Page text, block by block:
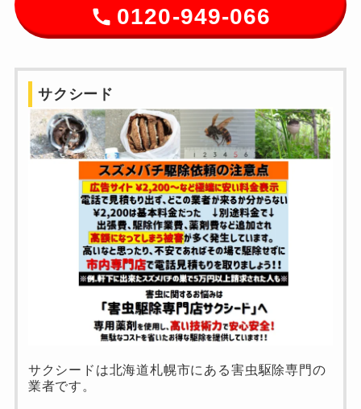
0120-949-066
サクシード
サクシードは北海道札幌市にある害虫駆除専門の
業者です。